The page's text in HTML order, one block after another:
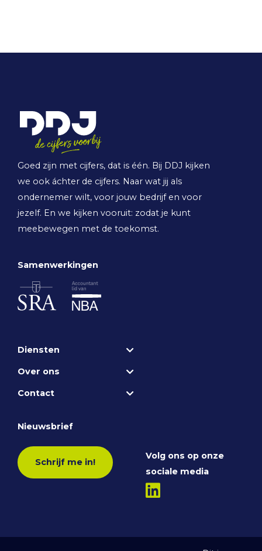
Goed zijn met cijfers, dat is één. Bij DDJ kijken
we ook áchter de cijfers. Naar wat jij als
ondernemer wilt, voor jouw bedrijf en voor
jezelf. En we kijken vooruit: zodat je kunt
meebewegen met de toekomst.
Samenwerkingen
Diensten
Over ons
Contact
Nieuwsbrief
Schrijf me in!
Volg ons op onze
sociale media